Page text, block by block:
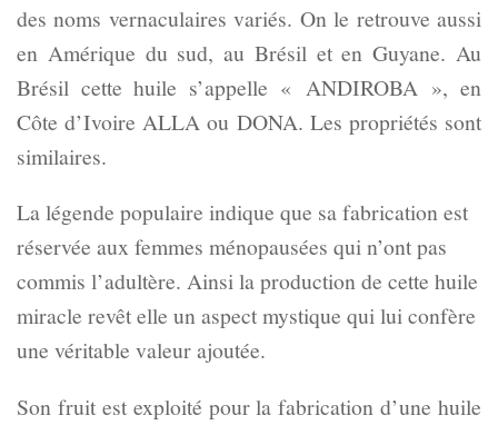
des noms vernaculaires variés. On le retrouve aussi
en Amérique du sud, au Brésil et en Guyane. Au
Brésil cette huile s’appelle « ANDIROBA », en
Côte d’Ivoire ALLA ou DONA. Les propriétés sont
similaires.
La légende populaire indique que sa fabrication est
réservée aux femmes ménopausées qui n’ont pas
commis l’adultère. Ainsi la production de cette huile
miracle revêt elle un aspect mystique qui lui confère
une véritable valeur ajoutée.
Son fruit est exploité pour la fabrication d’une huile